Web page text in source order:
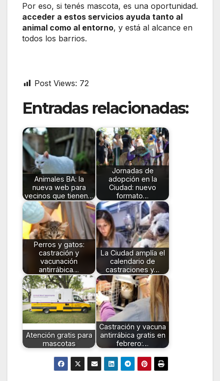
Por eso, si tenés mascota, es una oportunidad.
acceder a estos servicios ayuda tanto al
animal como al entorno, y está al alcance en
todos los barrios.
Post Views: 72
Entradas relacionadas:
Animales BA: la
nueva web para
vecinos que tienen…
Jornadas de
adopción en la
Ciudad: nuevo
formato…
Perros y gatos:
castración y
vacunación
antirrábica…
La Ciudad amplía el
calendario de
castraciones y…
Atención gratis para
mascotas
Castración y vacuna
antirrábica gratis en
febrero:…